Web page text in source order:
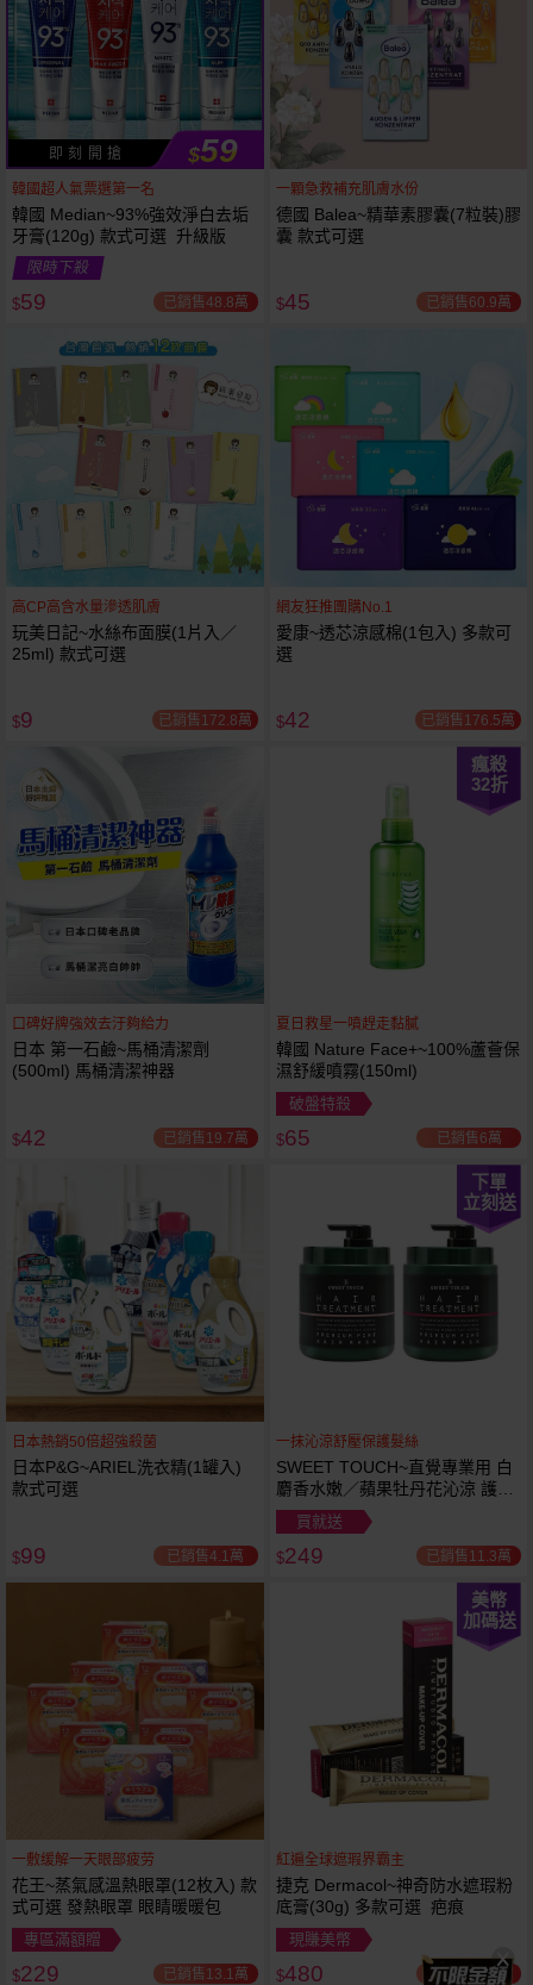
即 刻 開 搶 $59
韓國超人氣票選第一名
韓國 Median~93%強效淨白去垢
牙膏(120g) 款式可選 升級版
限時下殺
$59 已銷售48.8萬
一顆急救補充肌膚水份
德國 Balea~精華素膠囊(7粒裝)膠
囊 款式可選
$45 已銷售60.9萬
高CP高含水量滲透肌膚
玩美日記~水絲布面膜(1片入／
25ml) 款式可選
$9 已銷售172.8萬
網友狂推團購No.1
愛康~透芯涼感棉(1包入) 多款可
選
$42 已銷售176.5萬
口碑好牌強效去汙夠給力
日本 第一石鹼~馬桶清潔劑
(500ml) 馬桶清潔神器
$42 已銷售19.7萬
瘋殺
32折
夏日救星一噴趕走黏膩
韓國 Nature Face+~100%蘆薈保
濕舒緩噴霧(150ml)
破盤特殺
$65 已銷售6萬
日本熱銷50倍超強殺菌
日本P&G~ARIEL洗衣精(1罐入)
款式可選
$99 已銷售4.1萬
下單
立刻送
一抹沁涼舒壓保護髮絲
SWEET TOUCH~直覺專業用 白
麝香水嫩／蘋果牡丹花沁涼 護髮
膜(1000ml) 款式可選 全新包裝
買就送
$249 已銷售11.3萬
一敷缓解一天眼部疲劳
花王~蒸氣感溫熱眼罩(12枚入) 款
式可選 發熱眼罩 眼睛暖暖包
專區滿額贈
$229 已銷售13.1萬
美幣
加碼送
紅遍全球遮瑕界霸主
捷克 Dermacol~神奇防水遮瑕粉
底膏(30g) 多款可選 疤痕
現賺美幣
$480 已銷售3.3萬